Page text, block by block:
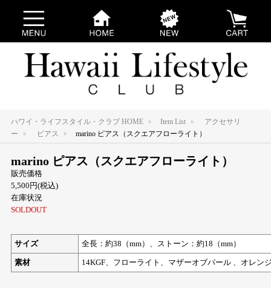
ハワイ・ライフスタイル・クラブ HOME Item List
アクセサリ
ー
ピアス marino ピアス（スクエアフローライト）
marino ピアス（スクエアフローライト）
販売価格
5,500円(税込)
在庫状況
SOLDOUT
サイズ 全長：約38（mm）、ストーン：約18（mm）
素材 14KGF、フローライト、マザーオブパール 、オレン